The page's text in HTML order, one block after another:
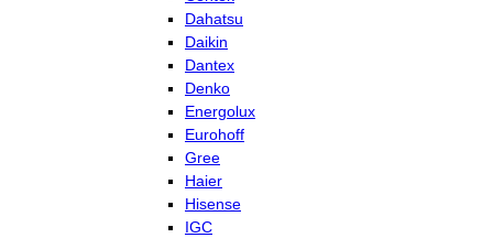
Dahatsu
Daikin
Dantex
Denko
Energolux
Eurohoff
Gree
Haier
Hisense
IGC